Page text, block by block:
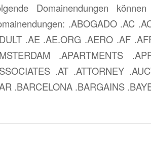
Domainendungen
.ABOGADO .AC
.AE .AE.ORG .AERO .AF
.APARTMENTS
.AT .ATTORNEY
.BARCELONA .BARGAINS